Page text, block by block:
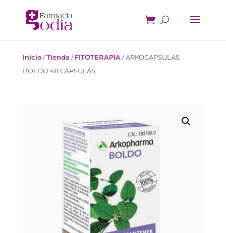
Inicio/Tienda /FITOTERAPIA/ARKOCAPSULAS
BOLDO 48 CAPSULAS